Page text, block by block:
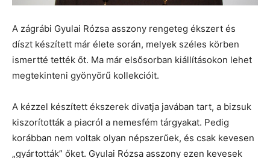
A zágrábi Gyulai Rózsa asszony rengeteg ékszert és
díszt készített már élete során, melyek széles körben
ismertté tették őt. Ma már elsősorban kiállításokon lehet
megtekinteni gyönyörű kollekcióit.
A kézzel készített ékszerek divatja javában tart, a bizsuk
kiszorították a piacról a nemesfém tárgyakat. Pedig
korábban nem voltak olyan népszerűek, és csak kevesen
„gyártották” őket. Gyulai Rózsa asszony ezen kevesek